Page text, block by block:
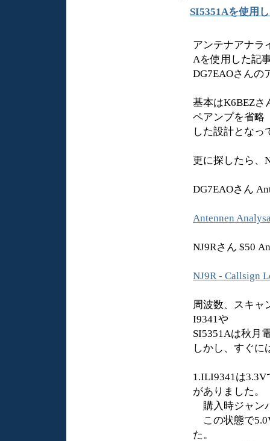
SI5351Aを使用
アンテナアナラ
Aを使用した記
DG7EAOさんの
基本はK6BEZさ
ペアンプを省略
した設計となっ
更に探したら、
DG7EAOさん
Antennen
NJ9Rさん $50
NJ9R - Callsign
周波数、スキャ
I9341や
SI5351Aは秋月
しかし、すぐに
1.ILI9341は
がありました。
購入時ジャン
この状態で
た。